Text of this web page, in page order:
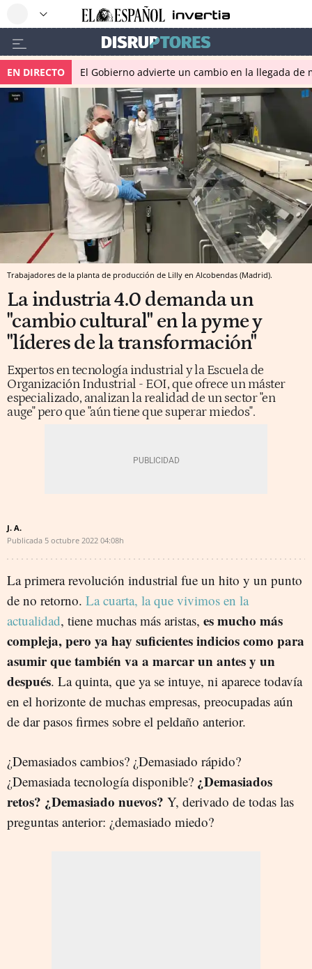
EN DIRECTO El Gobierno advierte un cambio en la llegada
Trabajadores de la planta de producción de Lilly en Alcobendas (Madrid).
La industria 4.0 demanda un
"cambio cultural" en la pyme y
"líderes de la transformación"
Expertos en tecnología industrial y la Escuela de
Organización Industrial - EOI, que ofrece un máster
especializado, analizan la realidad de un sector "en
auge" pero que "aún tiene que superar miedos".
J. A.
Publicada 5 octubre 2022 04:08h
La primera revolución industrial fue un hito y un punto
de no retorno. La cuarta, la que vivimos en la
actualidad, tiene muchas más aristas, es mucho más
compleja, pero ya hay suficientes indicios como para
asumir que también va a marcar un antes y un
después. La quinta, que ya se intuye, ni aparece todavía
en el horizonte de muchas empresas, preocupadas aún
de dar pasos firmes sobre el peldaño anterior.
¿Demasiados cambios? ¿Demasiado rápido?
¿Demasiada tecnología disponible? ¿Demasiados
retos? ¿Demasiado nuevos? Y, derivado de todas las
preguntas anterior: ¿demasiado miedo?